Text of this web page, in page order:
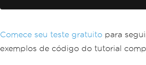
Comece seu teste gratuito para
exemplos de código do tutorial